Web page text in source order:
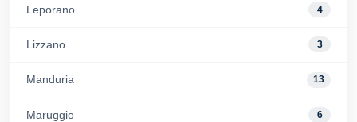
Leporano 4
Lizzano 3
Manduria 13
Maruggio 6